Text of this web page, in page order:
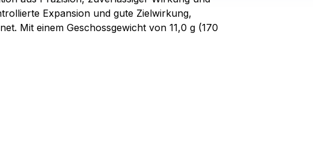
Expansion und gute Zielwirkung,
Mit einem Geschossgewicht von 11,0 g (170